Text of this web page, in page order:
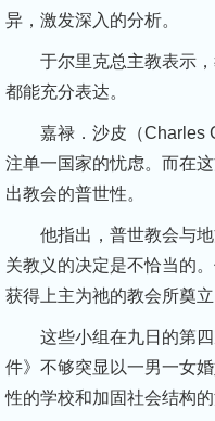
异，激发深入的分析。
于尔里克总主教表示，
都能充分表达。
嘉禄．沙皮（Charles
注单一国家的忧虑。而在
出教会的普世性。
他指出，普世教会与地
关教义的决定是不恰当的
获得上主为祂的教会所奠
这些小组在九日的第四
件》不够突显以一男一女
性的学校和加固社会结构的